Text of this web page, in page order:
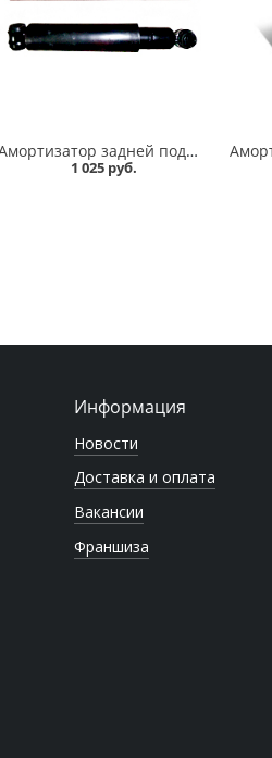
Амортизатор задней подвески 2101-07 Никон в Омске
1 025 руб.
Информация
Новости
Доставка и оплата
Вакансии
Франшиза